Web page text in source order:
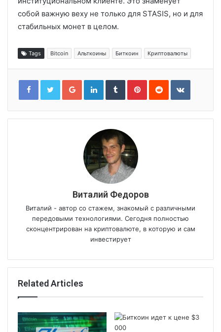
собой важную веху не только для STASIS, но и для
стабильных монет в целом.
Tags Bitcoin Альткоины Биткоин Криптовалюты
Google+LinkedInTumblrPinterestReddit VKontakte
Виталий Федоров
Виталий - автор со стажем, знакомый с различными
передовыми технологиями. Сегодня полностью
сконцентрирован на криптовалюте, в которую и сам
инвестирует
Related Articles